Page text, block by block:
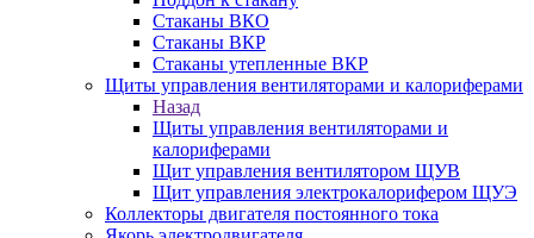
Стаканы ВКО
Стаканы ВКР
Стаканы утепленные ВКР
Щиты управления вентиляторами и калориферами
Назад
Щиты управления вентиляторами и
калориферами
Щит управления вентилятором ЩУВ
Щит управления электрокалорифером ЩУЭ
Коллекторы двигателя постоянного тока